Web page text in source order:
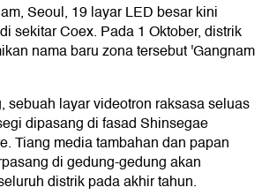
Seoul, 19 layar LED besar kini
sekitar Coex. Pada 1 Oktober, distrik
nama baru zona tersebut 'Gangnam
sebuah layar videotron raksasa seluas
dipasang di fasad Shinsegae
Tiang media tambahan dan papan
di gedung-gedung akan
distrik pada akhir tahun.